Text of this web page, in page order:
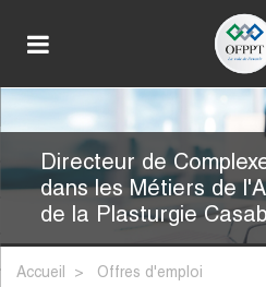
Directeur de
dans les Métiers de
de la Plasturgie
Accueil
Offres d'emploi